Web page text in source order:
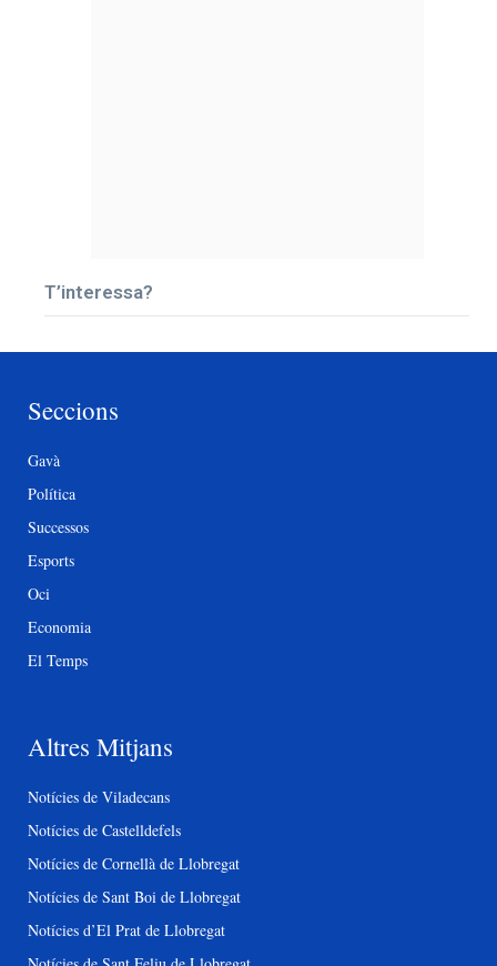
T’interessa?
Seccions
Gavà
Política
Successos
Esports
Oci
Economia
El Temps
Altres Mitjans
Notícies de Viladecans
Notícies de Castelldefels
Notícies de Cornellà de Llobregat
Notícies de Sant Boi de Llobregat
Notícies d’El Prat de Llobregat